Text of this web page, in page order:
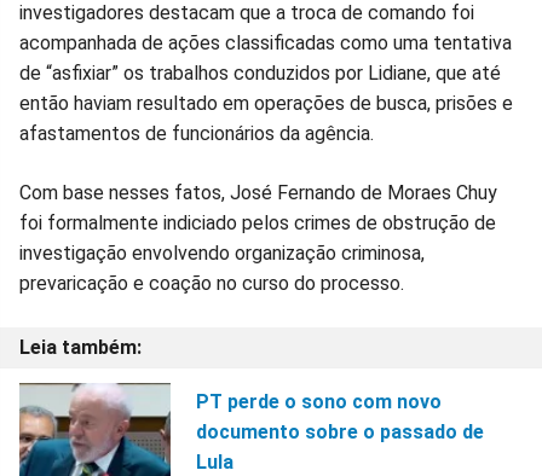
investigadores destacam que a troca de comando foi
acompanhada de ações classificadas como uma tentativa
de “asfixiar” os trabalhos conduzidos por Lidiane, que até
então haviam resultado em operações de busca, prisões e
afastamentos de funcionários da agência.
Com base nesses fatos, José Fernando de Moraes Chuy
foi formalmente indiciado pelos crimes de obstrução de
investigação envolvendo organização criminosa,
prevaricação e coação no curso do processo.
PT perde o sono com novo
documento sobre o passado de
Lula